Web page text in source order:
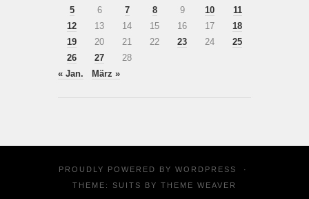
5
6 7 8 9 10
11
12
13 14 15 16 17
18
19
20 21 22 23 24
25
26
27
28
« Jan.
März »
PROUDLY POWERED BY WORDPRESS
·
THEME: SUITS BY THEME WEAVER